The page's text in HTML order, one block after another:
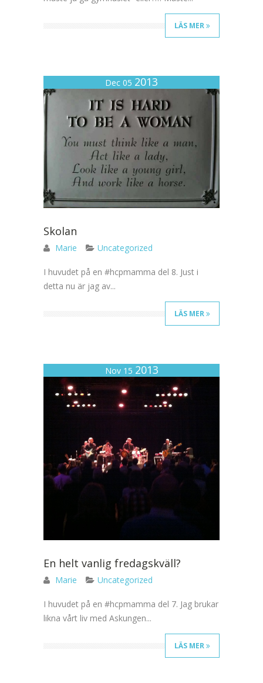
LÄS MER
Dec 05 2013
Skolan
Marie Uncategorized
I huvudet på en #hcpmamma del 8. Just i
detta nu är jag av...
LÄS MER
Nov 15 2013
En helt vanlig fredagskväll?
Marie Uncategorized
I huvudet på en #hcpmamma del 7. Jag brukar
likna vårt liv med Askungen...
LÄS MER